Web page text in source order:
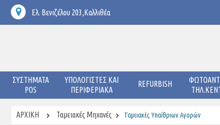
Ελ. Βενιζέλου 203,Καλλιθέα
ΣΥΣΤΗΜΑΤΑ
POS
ΥΠΟΛΟΓΙΣΤΕΣ ΚΑΙ
ΠΕΡΙΦΕΡΙΑΚΑ
REFURBISH
ΑΡΧΙΚΉ Ταμειακές Μηχανές Ταμειακές Υπαίθριων Αγορών